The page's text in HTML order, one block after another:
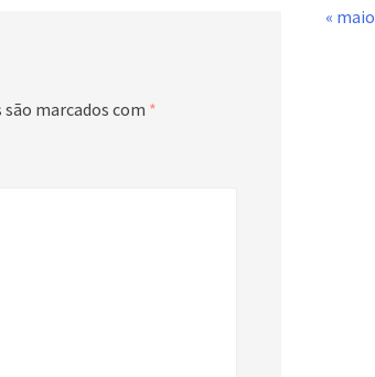
marcados com *
« maio